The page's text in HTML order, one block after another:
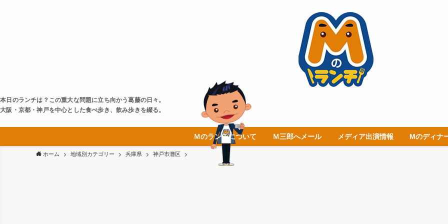
本日のランチは？この重大な問題に立ち向かう葛藤の日々。
大阪・京都・神戸を中心とした食べ歩き、飲み歩きを綴る。
Ｍのランチについて Ｍ三郎へメール メディア出演情報 Mのディナ
ホーム 地域別カテゴリー 兵庫県 神戸市灘区